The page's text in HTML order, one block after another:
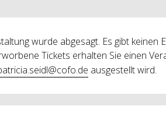
wurde abgesagt. Es gibt keinen
Tickets erhalten Sie einen
ausgestellt wird.